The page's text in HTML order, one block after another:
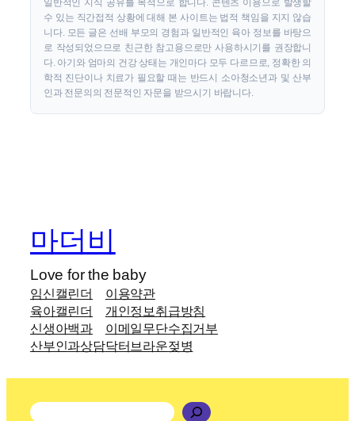
일반적인 지식 공유를 목적으로 합니다. 콘텐츠 이용으로 발생할
수 있는 직간접적 상황에 대해 본 사이트는 법적 책임을 지지 않습
니다. 모든 글은 선배 부모의 경험과 일반적인 육아 정보를 바탕으
로 작성되었으므로 친근한 참고용으로만 사용하시기를 권장합니
다. 아기와 엄마의 건강 상태는 개인마다 모두 다르므로, 정확한 의
학적 진단이나 치료가 필요할 때는 반드시 소아청소년과 및 산부
인과 전문의의 전문적인 자문을 받으시기 바랍니다.
마더비
Love for the baby
임신캘린더
육아캘린더
신생아백과
산부인과상담
이용약관
개인정보취급방침
이메일무단수집거부
닥터브라운젖병
검